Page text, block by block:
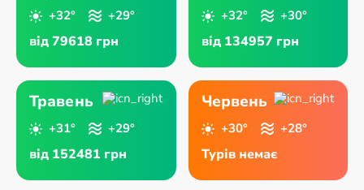
+32° +29°
від 79618 грн
+32° +30°
від 134957 грн
Травень
+31° +29°
від 152481 грн
Червень
+30° +28°
Турів немає